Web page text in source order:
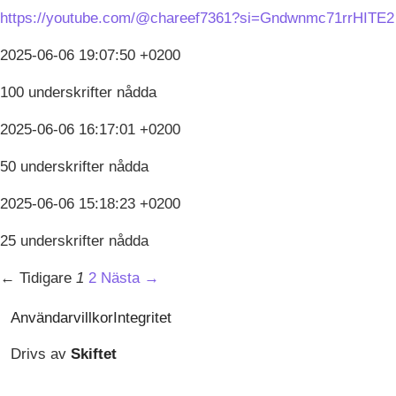
https://youtube.com/@chareef7361?si=Gndwnmc71rrHITE2
2025-06-06 19:07:50 +0200
100 underskrifter nådda
2025-06-06 16:17:01 +0200
50 underskrifter nådda
2025-06-06 15:18:23 +0200
25 underskrifter nådda
← Tidigare 1 2 Nästa →
AnvändarvillkorIntegritet
Drivs av Skiftet